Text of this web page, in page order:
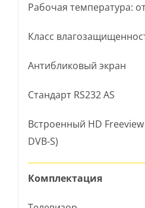
Рабочая температура:
Класс
Антибликовый экран
Стандарт RS232 AS
Встроенный HD Freeview
DVB-S)
Комплектация